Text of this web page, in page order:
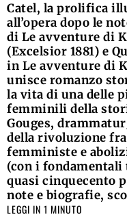
Catel, la prolifica
all’opera dopo le
di Le avventure di
(Excelsior 1881) e
in Le avventure di
unisce romanzo
la vita di una delle
femminili della
Gouges,
della rivoluzione
femministe e
(con i
quasi cinquecento
note e biografie,
LEGGI IN 1 MINUTO